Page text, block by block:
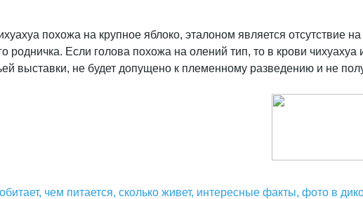
похожа на крупное яблоко, эталоном является отсутствие
родничка. Если голова похожа на олений тип, то в крови
выставки, не будет допущено к племенному разведению и не
чем питается, сколько живет, интересные факты, фото в